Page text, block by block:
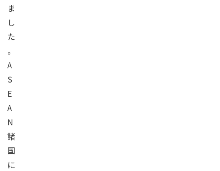
ま
し
た
。
A
S
E
A
N
諸
国
に